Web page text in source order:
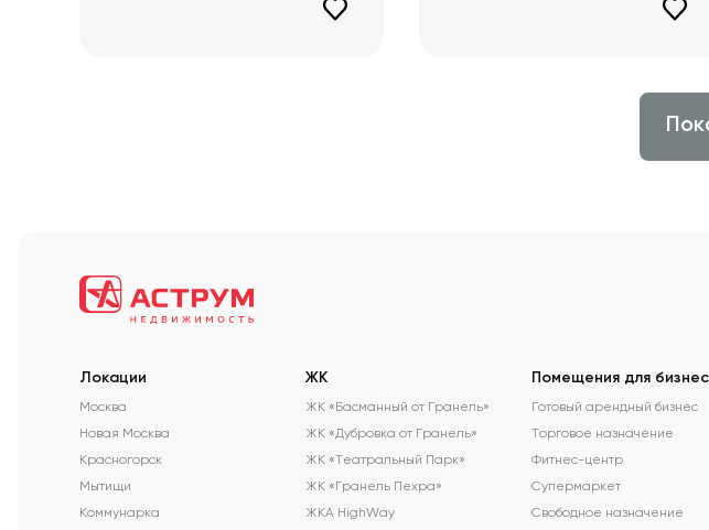
Локации
Москва
Новая Москва
Красногорск
Мытищи
Коммунарка
ЖК
ЖК «Басманный от Гранель»
ЖК «Дубровка от Гранель»
ЖК «Театральный Парк»
ЖК «Гранель Пехра»
ЖКА HighWay
Помещения для
Готовый арендный бизнес
Торговое назначение
Фитнес-центр
Супермаркет
Свободное назначение